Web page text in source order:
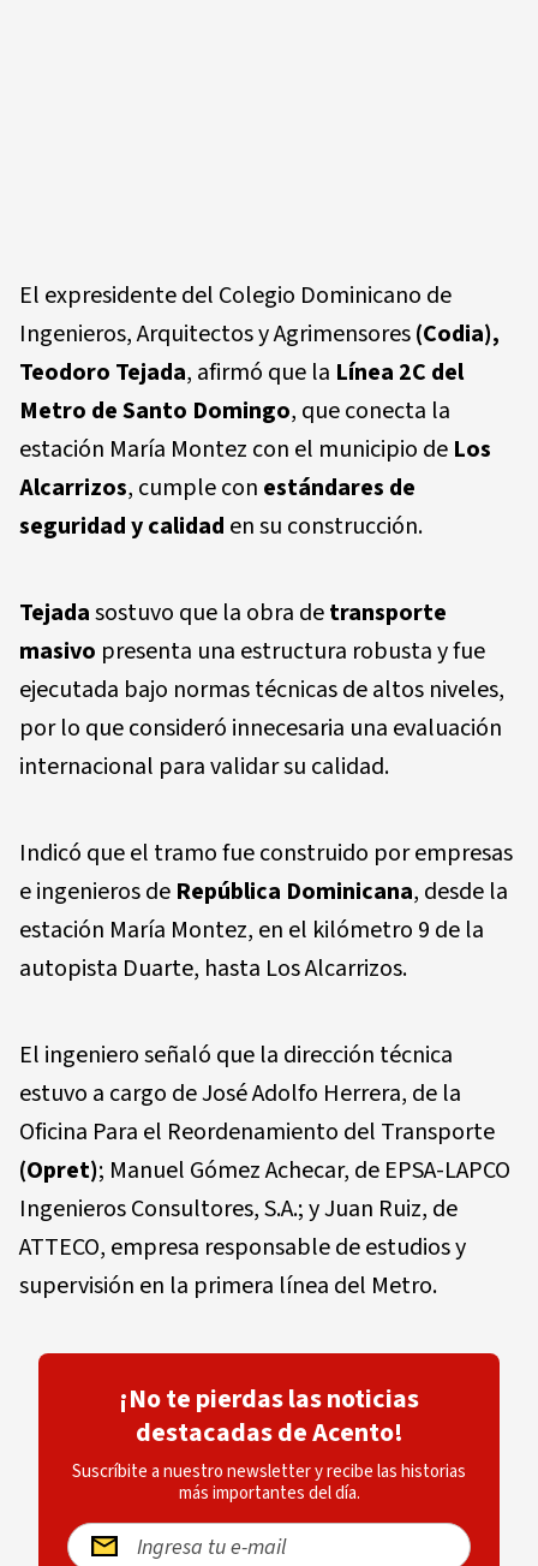
El expresidente del Colegio Dominicano de
Ingenieros, Arquitectos y Agrimensores(Codia),
Teodoro Tejada, afirmó que la Línea 2C del
Metro de Santo Domingo, que conecta la
estación María Montez con el municipio de Los
Alcarrizos, cumple con estándares de
seguridad y calidad en su construcción.
Tejadasostuvo que la obra detransporte
masivo presenta una estructura robusta y fue
ejecutada bajo normas técnicas de altos niveles,
por lo que consideró innecesaria una evaluación
internacional para validar su calidad.
Indicó que el tramo fue construido por empresas
e ingenieros de República Dominicana, desde la
estación María Montez, en el kilómetro 9 de la
autopista Duarte, hasta Los Alcarrizos.
El ingeniero señaló que la dirección técnica
estuvo a cargo de José Adolfo Herrera, de la
Oficina Para el Reordenamiento del Transporte
(Opret); Manuel Gómez Achecar, de EPSA-LAPCO
Ingenieros Consultores, S.A.; y Juan Ruiz, de
ATTECO, empresa responsable de estudios y
supervisión en la primera línea del Metro.
¡No te pierdas las noticias
destacadas de Acento!
Suscríbite a nuestro newsletter y recibe las historias
más importantes del día.